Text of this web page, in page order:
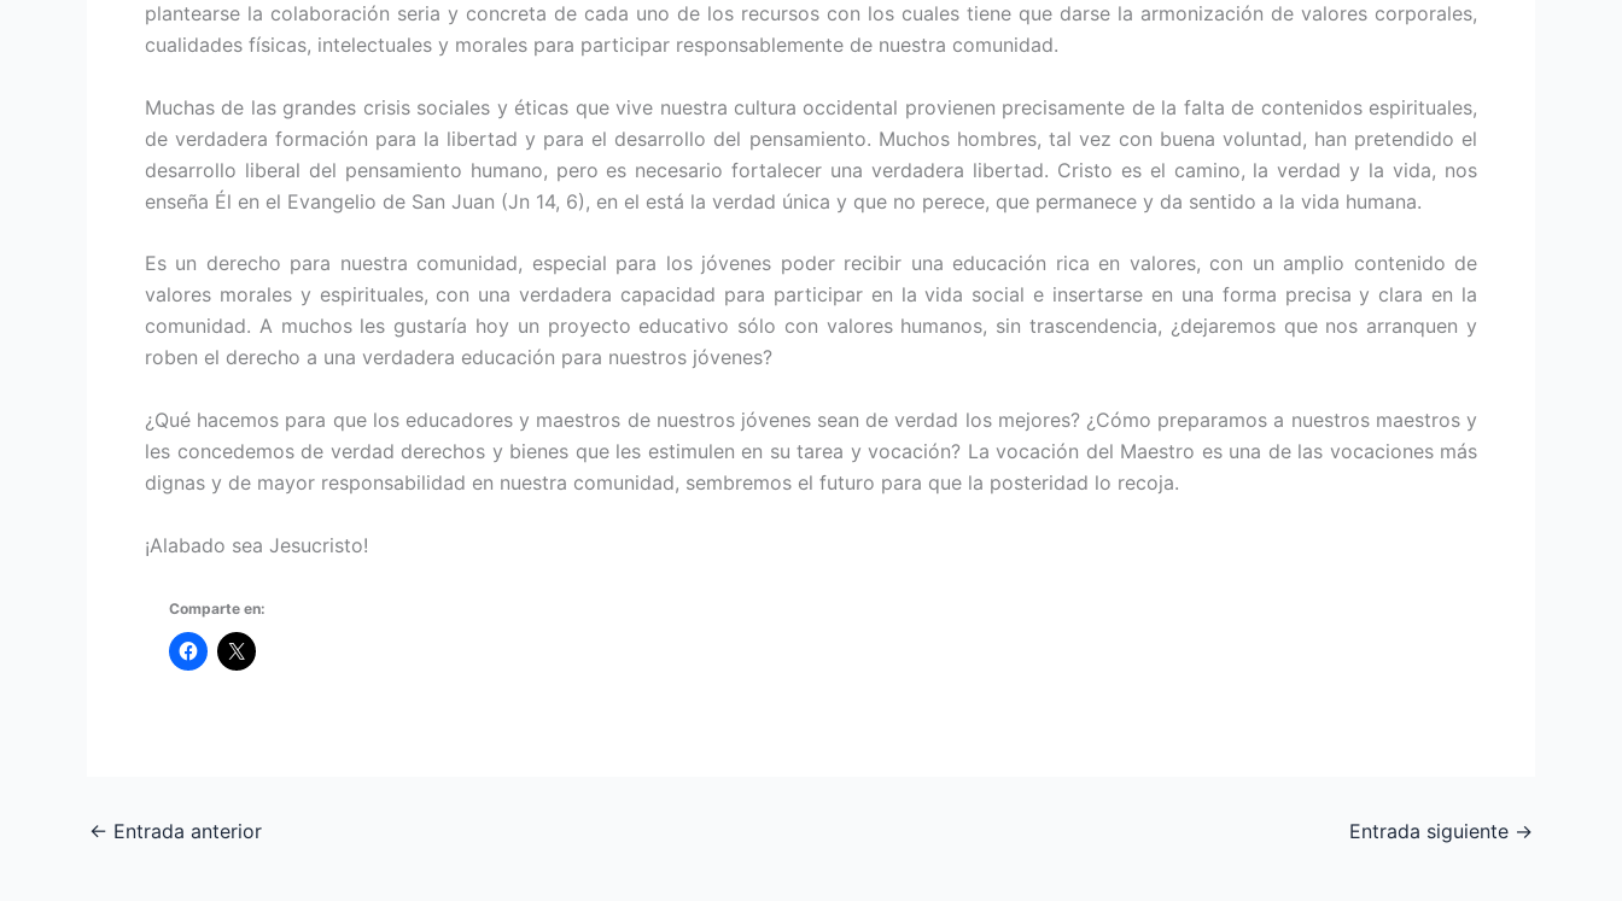
plantearse la colaboración seria y concreta de cada uno de los recursos con los cuales tiene que darse la armonización de valores corporales,
cualidades físicas, intelectuales y morales para participar responsablemente de nuestra comunidad.
Muchas de las grandes crisis sociales y éticas que vive nuestra cultura occidental provienen precisamente de la falta de contenidos espirituales,
de verdadera formación para la libertad y para el desarrollo del pensamiento. Muchos hombres, tal vez con buena voluntad, han pretendido el
desarrollo liberal del pensamiento humano, pero es necesario fortalecer una verdadera libertad. Cristo es el camino, la verdad y la vida, nos
enseña Él en el Evangelio de San Juan (Jn 14, 6), en el está la verdad única y que no perece, que permanece y da sentido a la vida humana.
Es un derecho para nuestra comunidad, especial para los jóvenes poder recibir una educación rica en valores, con un amplio contenido de
valores morales y espirituales, con una verdadera capacidad para participar en la vida social e insertarse en una forma precisa y clara en la
comunidad. A muchos les gustaría hoy un proyecto educativo sólo con valores humanos, sin trascendencia, ¿dejaremos que nos arranquen y
roben el derecho a una verdadera educación para nuestros jóvenes?
¿Qué hacemos para que los educadores y maestros de nuestros jóvenes sean de verdad los mejores? ¿Cómo preparamos a nuestros maestros y
les concedemos de verdad derechos y bienes que les estimulen en su tarea y vocación? La vocación del Maestro es una de las vocaciones más
dignas y de mayor responsabilidad en nuestra comunidad, sembremos el futuro para que la posteridad lo recoja.
¡Alabado sea Jesucristo!
Comparte en:
← Entrada anterior Entrada siguiente →